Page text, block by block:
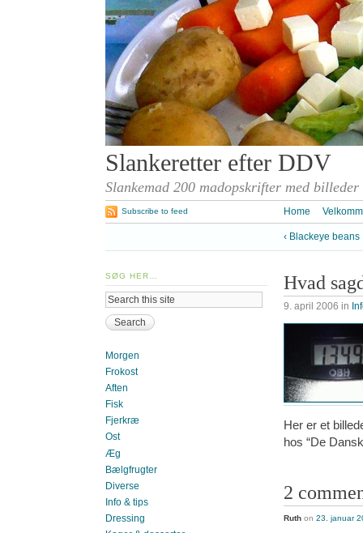
Slankeretter efter DDV
Slankemad 200 madopskrifter med
Home
Subscribe to feed
‹ Blackeye beans
Hvad
9. april 2006 in
Her er et
hos “De
2
Ruth on 23. januar
SØG HER…
Morgen
Frokost
Aften
Fisk
Fjerkræ
Ost
Æg
Bælgfrugter
Diverse
Info & tips
Dressing